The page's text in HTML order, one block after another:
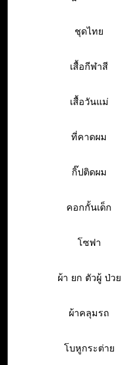
ชุดไทย
เสื้อกีฬาสี
เสื้อวันแม่
ที่คาดผม
กิ๊ปติดผม
คอกกั้นเด็ก
โซฟา
ผ้า ยก ตัวผู้ ป่วย
ผ้าคลุมรถ
โบหูกระต่าย